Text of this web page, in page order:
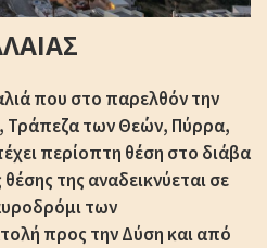
που στο παρελθόν την
Τράπεζα των Θεών, Πύρρα,
περίοπτη θέση στο διάβα
της αναδεικνύεται σε
των
προς την Δύση και από